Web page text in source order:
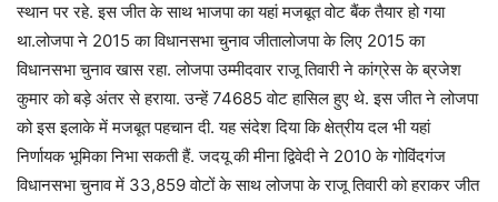
स्थान पर रहे. इस जीत के साथ भाजपा का यहां मजबूत वोट बैंक तैयार हो गया
था.लोजपा ने 2015 का विधानसभा चुनाव जीतालोजपा के लिए 2015 का
विधानसभा चुनाव खास रहा. लोजपा उम्मीदवार राजू तिवारी ने कांग्रेस के ब्रजेश
कुमार को बड़े अंतर से हराया. उन्हें 74685 वोट हासिल हुए थे. इस जीत ने लोजपा
को इस इलाके में मजबूत पहचान दी. यह संदेश दिया कि क्षेत्रीय दल भी यहां
निर्णायक भूमिका निभा सकती हैं. जदयू की मीना द्विवेदी ने 2010 के गोविंदगंज
विधानसभा चुनाव में 33,859 वोटों के साथ लोजपा के राजू तिवारी को हराकर जीत